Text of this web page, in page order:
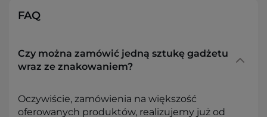
FAQ
Czy można zamówić jedną sztukę gadżetu
wraz ze znakowaniem?
Oczywiście, zamówienia na większość
oferowanych produktów, realizujemy już od